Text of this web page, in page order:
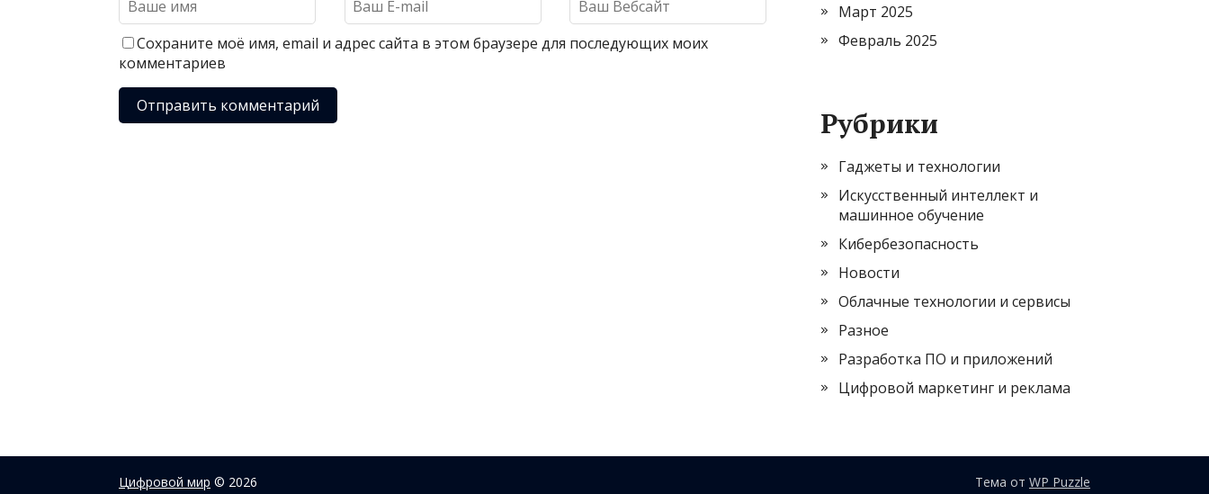
Сохраните моё имя, email и адрес сайта в этом браузере для последующих моих
комментариев
Март 2025
Февраль 2025
Рубрики
Гаджеты и технологии
Искусственный интеллект и
машинное обучение
Кибербезопасность
Новости
Облачные технологии и сервисы
Разное
Разработка ПО и приложений
Цифровой маркетинг и реклама
Цифровой мир © 2026 Тема от WP Puzzle